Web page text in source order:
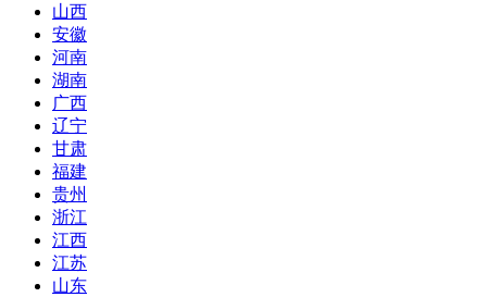
山西
安徽
河南
湖南
广西
辽宁
甘肃
福建
贵州
浙江
江西
江苏
山东